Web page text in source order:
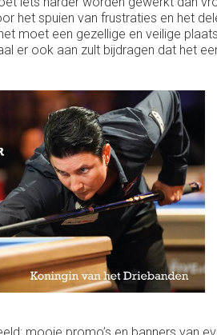
het spuien van frustraties en het
moet een gezellige en veilige
er ook aan zult bijdragen dat het